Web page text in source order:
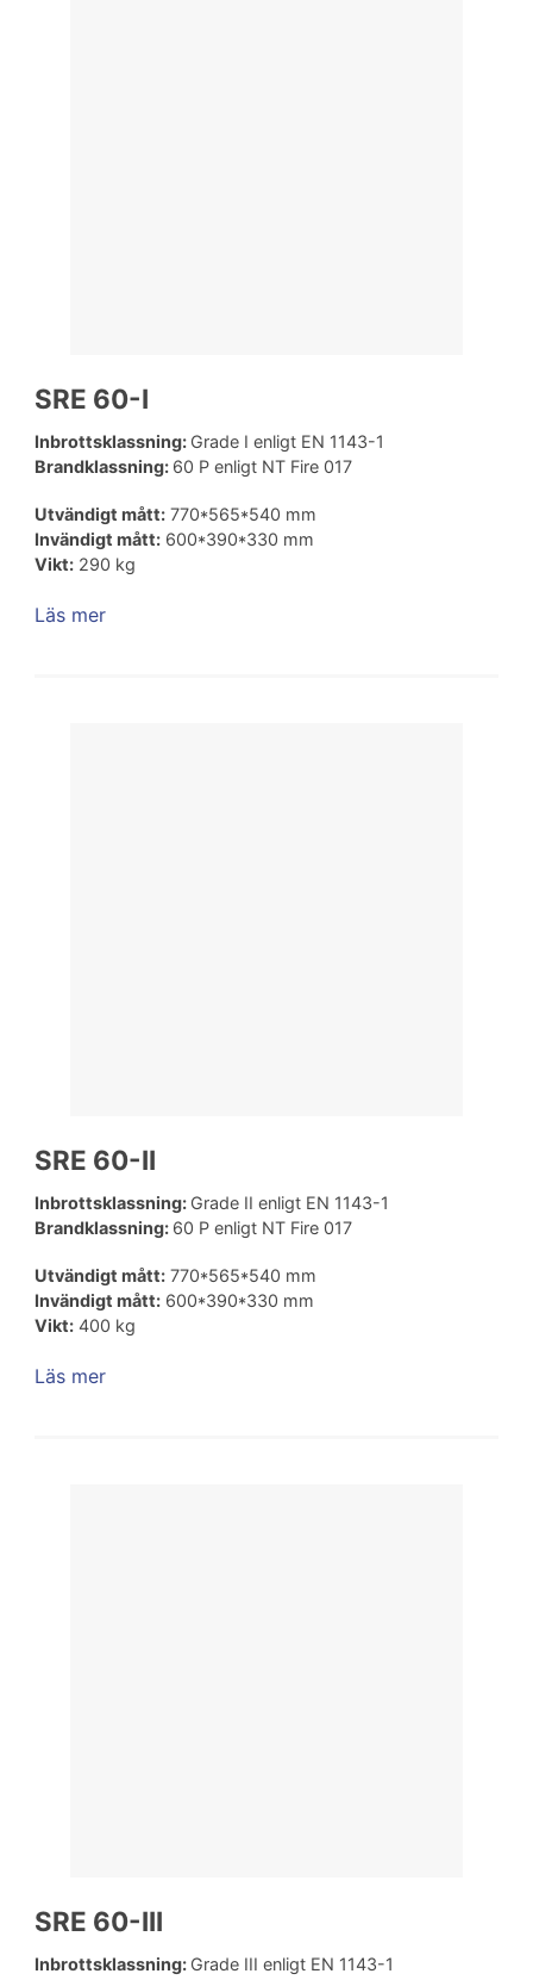
SRE 60-I
Inbrottsklassning: Grade I enligt EN 1143-1
Brandklassning: 60 P enligt NT Fire 017
Utvändigt mått:770*565*540 mm
Invändigt mått:600*390*330 mm
Vikt:290 kg
Läs mer
SRE 60-II
Inbrottsklassning: Grade II enligt EN 1143-1
Brandklassning: 60 P enligt NT Fire 017
Utvändigt mått:770*565*540 mm
Invändigt mått:600*390*330 mm
Vikt:400 kg
Läs mer
SRE 60-III
Inbrottsklassning: Grade III enligt EN 1143-1